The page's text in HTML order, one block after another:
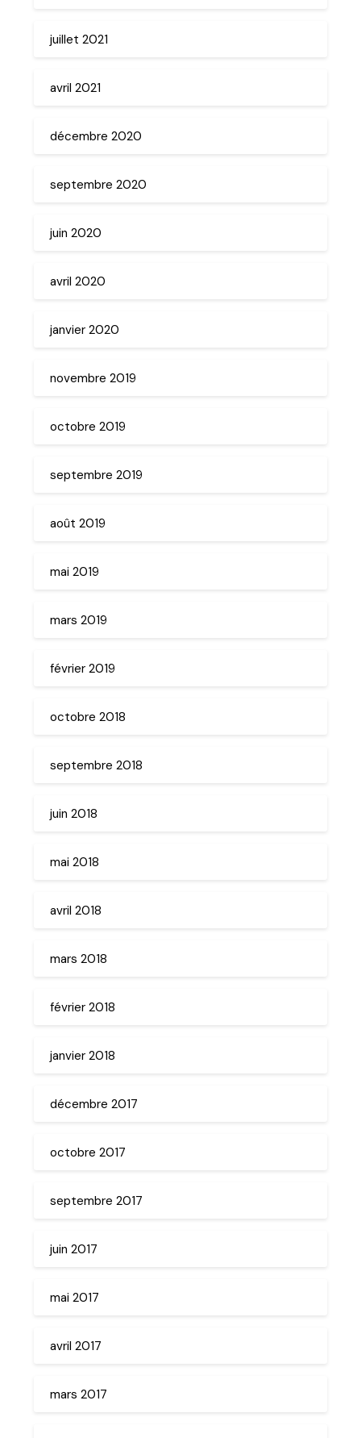
juillet 2021
avril 2021
décembre 2020
septembre 2020
juin 2020
avril 2020
janvier 2020
novembre 2019
octobre 2019
septembre 2019
août 2019
mai 2019
mars 2019
février 2019
octobre 2018
septembre 2018
juin 2018
mai 2018
avril 2018
mars 2018
février 2018
janvier 2018
décembre 2017
octobre 2017
septembre 2017
juin 2017
mai 2017
avril 2017
mars 2017